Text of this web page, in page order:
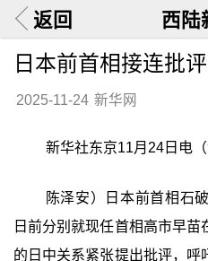
返回 西陆
日本前首相接连批
2025-11-24 新华网
新华社东京11月24日电
陈泽安）日本前首相石
日前分别就现任首相高市早
的日中关系紧张提出批评，